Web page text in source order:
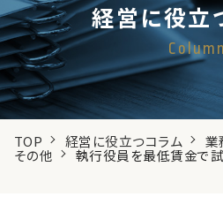
経営に役立
Column
TOP 経営に役立つコラム 業
その他 執行役員を最低賃金で